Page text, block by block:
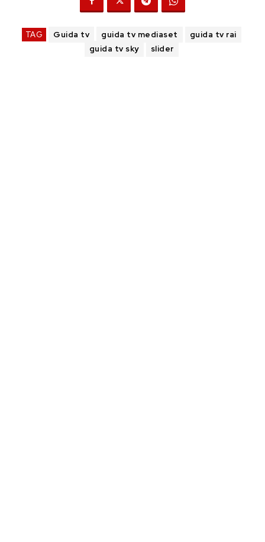
TAG Guida tv guida tv mediaset
guida tv rai
guida tv sky
slider